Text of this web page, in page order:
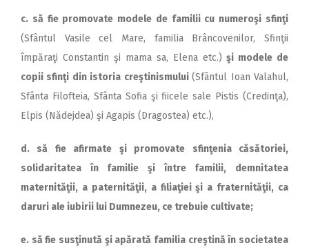
c. să fie promovate modele de familii cu numeroşi sfinţi
(Sfântul Vasile cel Mare, familia Brâncovenilor, Sfinţii
împăraţi Constantin şi mama sa, Elena etc.) şi modele de
copii sfinţi din istoria creştinismului(Sfântul Ioan Valahul,
Sfânta Filofteia, Sfânta Sofia şi fiicele sale Pistis (Credinţa),
Elpis (Nădejdea) şi Agapis (Dragostea) etc.),
d. să fie afirmate şi promovate sfinţenia căsătoriei,
solidaritatea în familie şi între familii, demnitatea
maternităţii, a paternităţii, a filiaţiei şi a fraternităţii, ca
daruri ale iubirii lui Dumnezeu, ce trebuie cultivate;
e. să fie susţinută şi apărată familia creştină în societatea